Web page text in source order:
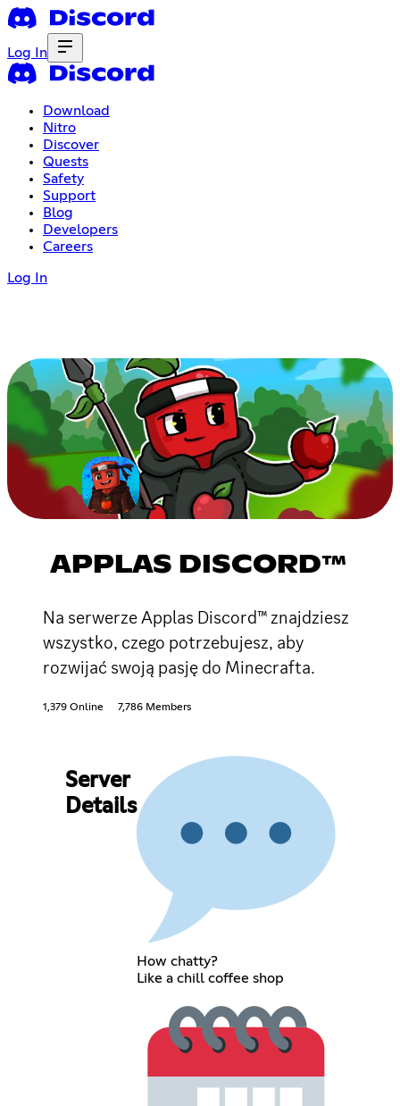
Log In
Download
Nitro
Discover
Quests
Safety
Support
Blog
Developers
Careers
Log In
APPLAS DISCORD™
Na serwerze Applas Discord™ znajdziesz
wszystko, czego potrzebujesz, aby
rozwijać swoją pasję do Minecrafta.
1,379 Online 7,786 Members
Server
Details
How chatty?
Like a chill coffee shop